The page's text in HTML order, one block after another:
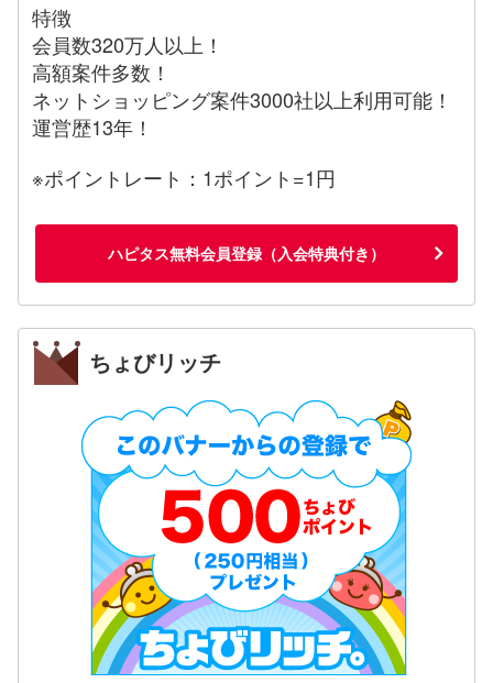
特徴
会員数320万人以上！
高額案件多数！
ネットショッピング案件3000社以上利用可能！
運営歴13年！
※ポイントレート：1ポイント=1円
ハピタス無料会員登録（入会特典付き）
ちょびリッチ